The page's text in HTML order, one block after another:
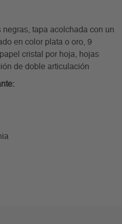
tapa acolchada con un
en color plata o oro, 9
cristal por hoja, hojas
de doble articulación